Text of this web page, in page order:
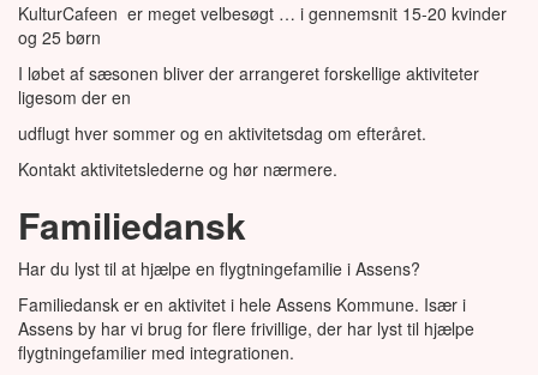
KulturCafeen er meget velbesøgt … i gennemsnit 15-20 kvinder
og 25 børn
I løbet af sæsonen bliver der arrangeret forskellige aktiviteter
ligesom der en
udflugt hver sommer og en aktivitetsdag om efteråret.
Kontakt aktivitetslederne og hør nærmere.
Familiedansk
Har du lyst til at hjælpe en flygtningefamilie i Assens?
Familiedansk er en aktivitet i hele Assens Kommune. Især i
Assens by har vi brug for flere frivillige, der har lyst til hjælpe
flygtningefamilier med integrationen.